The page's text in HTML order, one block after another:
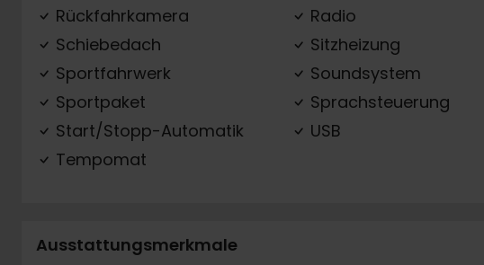
Rückfahrkamera
Schiebedach
Sportfahrwerk
Sportpaket
Start/Stopp-Automatik
Tempomat
Radio
Sitzheizung
Soundsystem
Sprachsteuerung
USB
Ausstattungsmerkmale